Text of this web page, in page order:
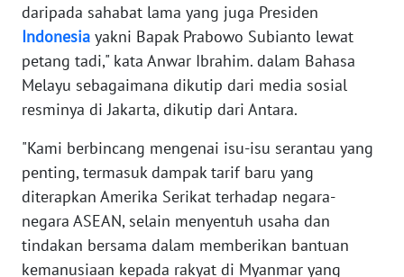
daripada sahabat lama yang juga Presiden
Indonesia yakni Bapak Prabowo Subianto lewat
petang tadi," kata Anwar Ibrahim. dalam Bahasa
Melayu sebagaimana dikutip dari media sosial
resminya di Jakarta, dikutip dari Antara.
"Kami berbincang mengenai isu-isu serantau yang
penting, termasuk dampak tarif baru yang
diterapkan Amerika Serikat terhadap negara-
negara ASEAN, selain menyentuh usaha dan
tindakan bersama dalam memberikan bantuan
kemanusiaan kepada rakyat di Myanmar yang
DISCLAIMER
Wahana
News
WN
SUMUT
JAKARTA